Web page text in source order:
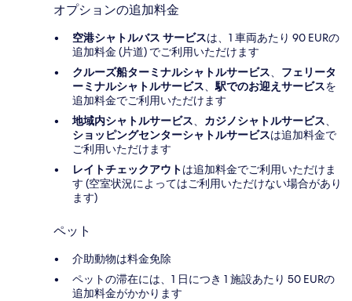
オプションの追加料金
空港シャトルバス サービスは、1 車両あたり 90 EURの
追加料金 (片道) でご利用いただけます
クルーズ船ターミナルシャトルサービス、 フェリータ
ーミナルシャトルサービス、駅でのお迎えサービスを
追加料金でご利用いただけます
地域内シャトルサービス、 カジノシャトルサービス、
ショッピングセンターシャトルサービスは追加料金で
ご利用いただけます
レイトチェックアウトは追加料金でご利用いただけま
す (空室状況によってはご利用いただけない場合があり
ます)
ペット
介助動物は料金免除
ペットの滞在には、1 日につき 1 施設あたり 50 EURの
追加料金がかかります